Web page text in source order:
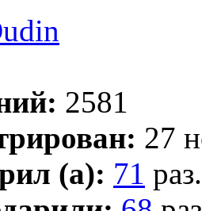
2581
27
(а): 71 раз.